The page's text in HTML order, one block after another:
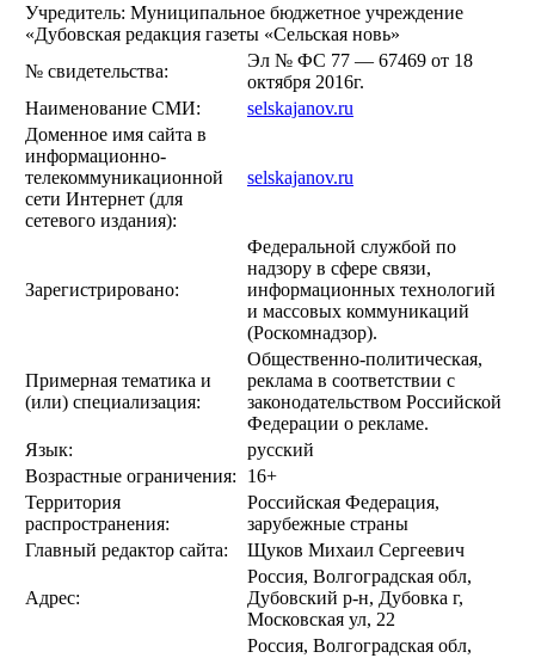
Учредитель: Муниципальное бюджетное учреждение
«Дубовская редакция газеты «Сельская новь»
№ свидетельства:
Эл № ФС 77 — 67469 от 18
октября 2016г.
Наименование СМИ:
selskajanov.ru
Доменное имя сайта в
информационно-
телекоммуникационной
сети Интернет (для
сетевого издания):
selskajanov.ru
Зарегистрировано:
Федеральной службой по
надзору в сфере связи,
информационных технологий
и массовых коммуникаций
(Роскомнадзор).
Примерная тематика и
(или) специализация:
Общественно-политическая,
реклама в соответствии с
законодательством Российской
Федерации о рекламе.
Язык:
русский
Возрастные ограничения:
16+
Территория
распространения:
Российская Федерация,
зарубежные страны
Главный редактор сайта:
Щуков Михаил Сергеевич
Адрес:
Россия, Волгоградская обл,
Дубовский р-н, Дубовка г,
Московская ул, 22
Россия, Волгоградская обл,